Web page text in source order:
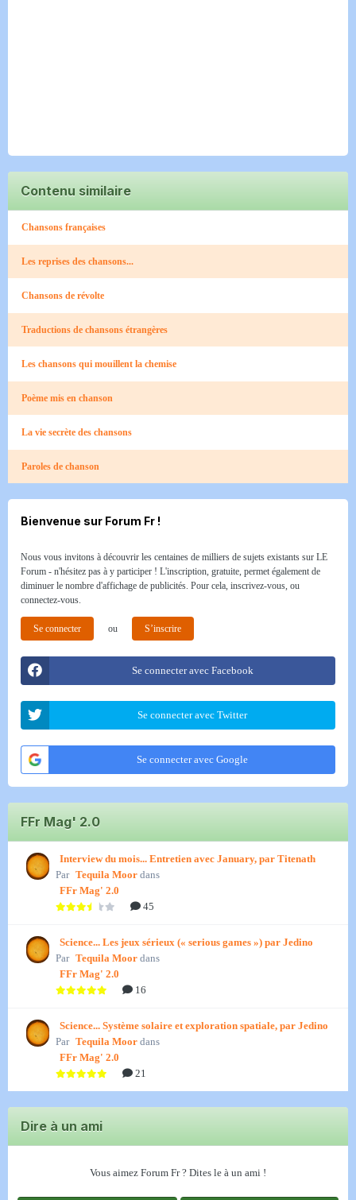
Contenu similaire
Chansons françaises
Les reprises des chansons...
Chansons de révolte
Traductions de chansons étrangères
Les chansons qui mouillent la chemise
Poème mis en chanson
La vie secrète des chansons
Paroles de chanson
Bienvenue sur Forum Fr !
Nous vous invitons à découvrir les centaines de milliers de sujets existants sur LE
Forum - n'hésitez pas à y participer ! L'inscription, gratuite, permet également de
diminuer le nombre d'affichage de publicités. Pour cela, inscrivez-vous, ou
connectez-vous.
Se connecter ou S’inscrire
Se connecter avec Facebook
Se connecter avec Twitter
Se connecter avec Google
FFr Mag' 2.0
Interview du mois... Entretien avec January, par Titenath
Par Tequila Moor dans
FFr Mag' 2.0
45
Science... Les jeux sérieux (« serious games ») par Jedino
Par Tequila Moor dans
FFr Mag' 2.0
16
Science... Système solaire et exploration spatiale, par Jedino
Par Tequila Moor dans
FFr Mag' 2.0
21
Dire à un ami
Vous aimez Forum Fr ? Dites le à un ami !